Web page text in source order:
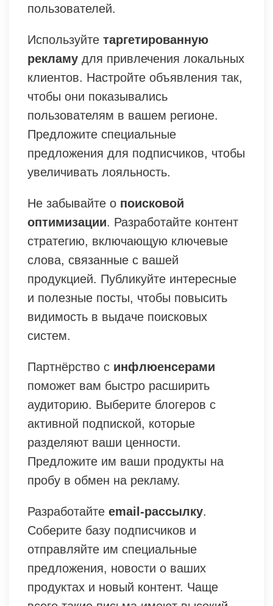
пользователей.
Используйте таргетированную
рекламу для привлечения локальных
клиентов. Настройте объявления так,
чтобы они показывались
пользователям в вашем регионе.
Предложите специальные
предложения для подписчиков, чтобы
увеличивать лояльность.
Не забывайте о поисковой
оптимизации. Разработайте контент
стратегию, включающую ключевые
слова, связанные с вашей
продукцией. Публикуйте интересные
и полезные посты, чтобы повысить
видимость в выдаче поисковых
систем.
Партнёрство с инфлюенсерами
поможет вам быстро расширить
аудиторию. Выберите блогеров с
активной подпиской, которые
разделяют ваши ценности.
Предложите им ваши продукты на
пробу в обмен на рекламу.
Разработайте email-рассылку.
Соберите базу подписчиков и
отправляйте им специальные
предложения, новости о ваших
продуктах и новый контент. Чаще